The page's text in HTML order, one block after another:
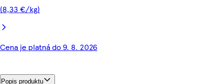
(8,33 €/kg)
Cena je platná do 9. 8. 2026
Popis produktu